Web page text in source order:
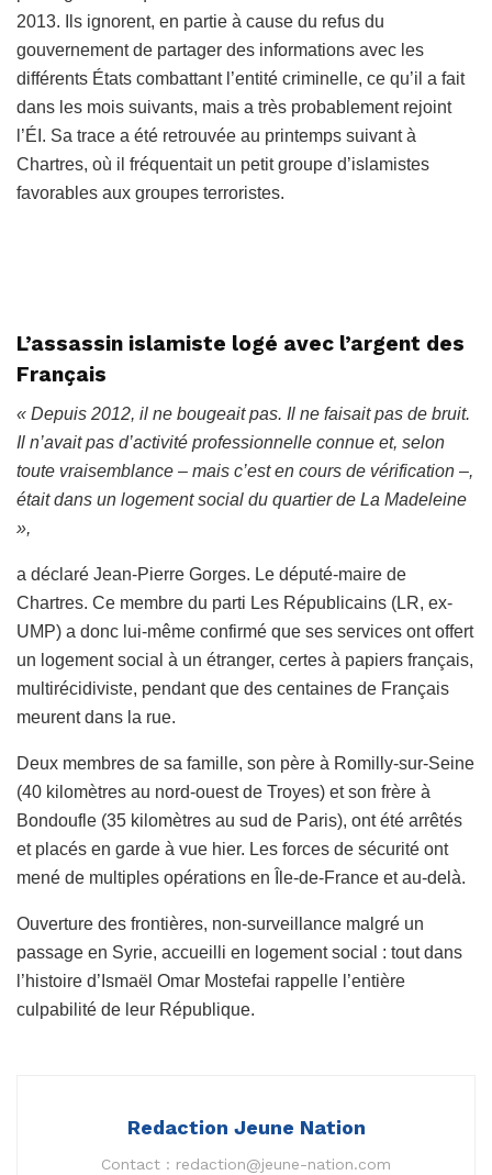
2013. Ils ignorent, en partie à cause du refus du
gouvernement de partager des informations avec les
différents États combattant l’entité criminelle, ce qu’il a fait
dans les mois suivants, mais a très probablement rejoint
l’ÉI. Sa trace a été retrouvée au printemps suivant à
Chartres, où il fréquentait un petit groupe d’islamistes
favorables aux groupes terroristes.
L’assassin islamiste logé avec l’argent des
Français
« Depuis 2012, il ne bougeait pas. Il ne faisait pas de bruit.
Il n’avait pas d’activité professionnelle connue et, selon
toute vraisemblance – mais c’est en cours de vérification –,
était dans un logement social du quartier de La Madeleine
»,
a déclaré Jean-Pierre Gorges. Le député-maire de
Chartres. Ce membre du parti Les Républicains (LR, ex-
UMP) a donc lui-même confirmé que ses services ont offert
un logement social à un étranger, certes à papiers français,
multirécidiviste, pendant que des centaines de Français
meurent dans la rue.
Deux membres de sa famille, son père à Romilly-sur-Seine
(40 kilomètres au nord-ouest de Troyes) et son frère à
Bondoufle (35 kilomètres au sud de Paris), ont été arrêtés
et placés en garde à vue hier. Les forces de sécurité ont
mené de multiples opérations en
Île-de-France et au-delà.
Ouverture des frontières, non-surveillance malgré un
passage en Syrie, accueilli en logement social : tout dans
l’histoire d’Ismaël Omar Mostefai rappelle l’entière
culpabilité de leur République.
Redaction Jeune Nation
Contact : redaction@jeune-nation.com